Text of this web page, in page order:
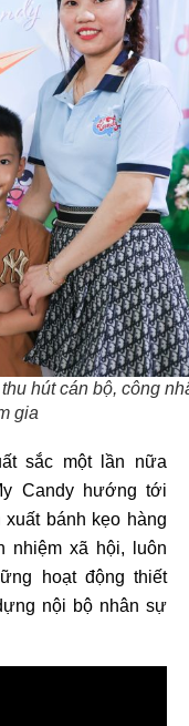
hút cán bộ, công
gia
sắc một lần nữa
Candy hướng tới
bánh kẹo hàng
nhiệm xã hội, luôn
hoạt động thiết
nội bộ nhân sự